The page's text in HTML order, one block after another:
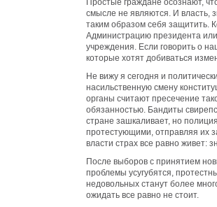
Простые граждане осознают,
смысле не являются. И власть,
таким образом себя защитить.
Администрацию президента
учреждения. Если говорить о
которые хотят добиваться
Не вижу я сегодня и
насильственную смену
органы считают пресечение
обязанностью. Бандиты
стране зашкаливает, но
протестующими, отправляя их
власти страх все равно живет:
После выборов с принятием
проблемы усугубятся,
недовольных станут более
ожидать все равно не стоит.